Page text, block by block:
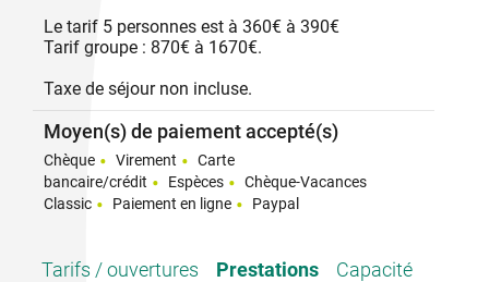
Le tarif 5 personnes est à 360€ à 390€
Tarif groupe : 870€ à 1670€.
Taxe de séjour non incluse.
Moyen(s) de paiement accepté(s)
Chèque Virement
Carte
bancaire/crédit
Espèces
Chèque-Vacances
Classic
Paiement en ligne Paypal
Tarifs / ouvertures Prestations Capacité